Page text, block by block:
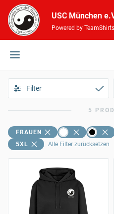
USC München
Powered by TeamShirts
Filter
5
FRAUEN
5XL
Alle Filter zurücksetzen